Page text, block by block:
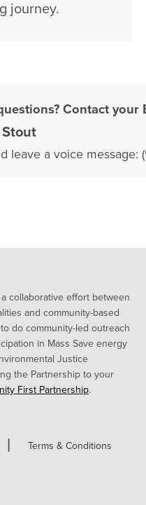
journey.
Contact your
leave a voice message:
collaborative effort between
and community-based
do community-led outreach
in Mass Save energy
Justice
the Partnership to your
First Partnership.
Terms & Conditions